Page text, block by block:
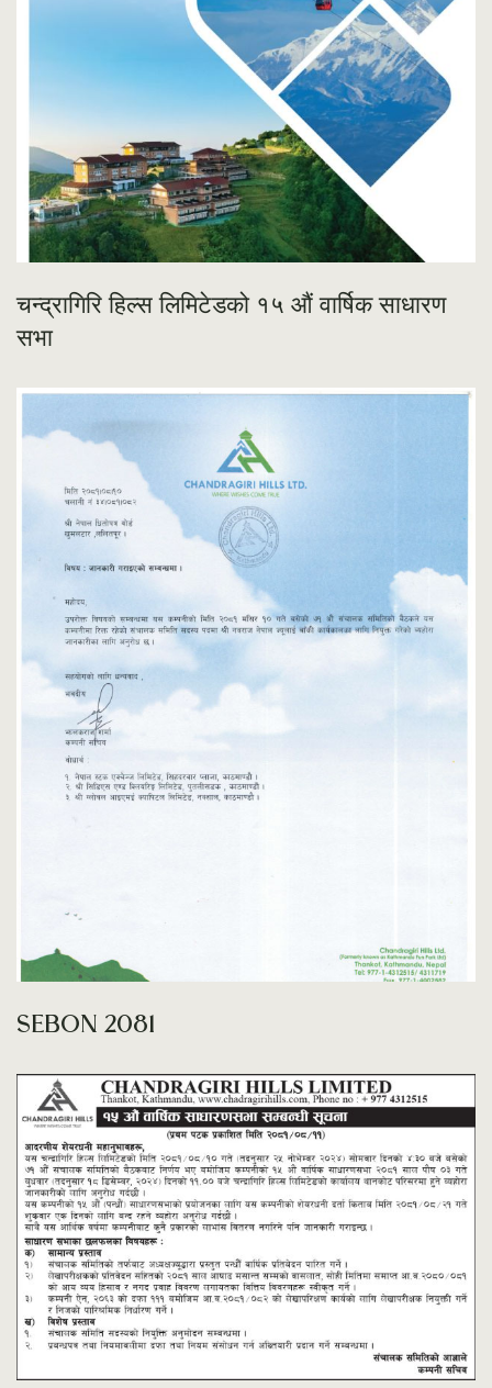
चन्द्रागिरि हिल्स लिमिटेडको १५ औं वार्षिक साधारण
सभा
SEBON 2081